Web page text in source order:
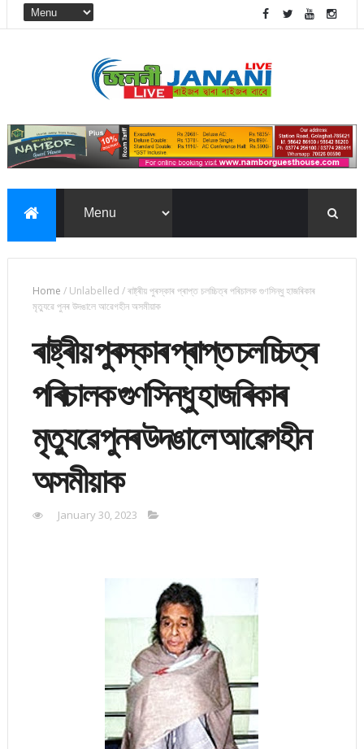
Home /Unlabelled /ৰাষ্ট্ৰীয় পুৰস্কাৰ প্ৰাপ্ত চলচ্চিত্ৰ পৰিচালক গুণসিন্ধু হাজৰিকাৰ
মৃত্যুৱে পুনৰ উদঙালে আৱেগহীন অসমীয়াক
ৰাষ্ট্ৰীয় পুৰস্কাৰ প্ৰাপ্ত চলচ্চিত্ৰ
পৰিচালক গুণসিন্ধু হাজৰিকাৰ
মৃত্যুৱে পুনৰ উদঙালে আৱেগহীন
অসমীয়াক
January 30, 2023